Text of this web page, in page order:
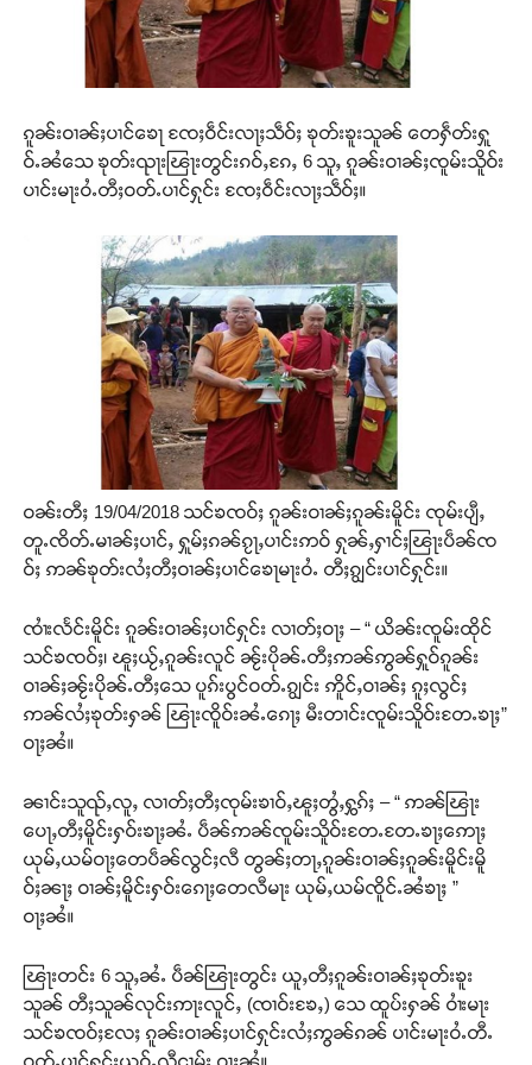
ၵူၼ်းဝၢၼ်ႈပၢင်ၶေႃ ၸႄႈဝဵင်းလႃႈသဵဝ်ႈ ၶုတ်းၶူးသူၼ် တေႁဵတ်းႁူ
ဝ်ႉၼႆသေ ၶုတ်းၺႃးၽြႃးတွင်းၵဝ်ႇၵႄႇ 6 သူႇ ၵူၼ်းဝၢၼ်ႈၸူမ်းသိူဝ်း
ပၢင်းမႃးဝႆႉတီႈဝတ်ႉပၢင်ႁုင်း ၸႄႈဝဵင်းလႃႈသဵဝ်ႈ။
ဝၼ်းတီႈ 19/04/2018 သင်ၶၸဝ်ႈ ၵူၼ်းဝၢၼ်ႈၵူၼ်းမိူင်း ၸုမ်းပျီႇ
တူႉၸိတ်ႉမၢၼ်ႈပၢင်ႇ ႁူမ်ႈၵၼ်ၵႂႃႇပၢင်းဢဝ် ႁုၼ်ႇႁၢင်ႈၽြႃးပဵၼ်ၸ
ဝ်ႈ ဢၼ်ၶုတ်းလႆႈတီႈဝၢၼ်ႈပၢင်ၶေႃမႃးဝႆႉ တီႈၵျွင်းပၢင်ႁုင်း။
ၸၢႆးလႅင်းမိူင်း ၵူၼ်းဝၢၼ်ႈပၢင်ႁုင်း လၢတ်ႈဝႃႈ – “ ယိၼ်းၸူမ်းထိုင်
သင်ၶၸဝ်ႈ၊ ၽူႈယႂ်ႇၵူၼ်းလူင် ၼႂ်းပိုၼ်ႉတီႈဢၼ်ဢွၼ်ႁူဝ်ၵူၼ်း
ဝၢၼ်ႈၼႂ်းပိုၼ်ႉတီႈသေ ပူၵ်းပွင်ဝတ်ႉၵျွင်း ဢိူင်ႇဝၢၼ်ႈ ၵူႈလွင်ႈ
ဢၼ်လႆႈၶုတ်းႁၼ် ၽြႃးၸိူဝ်းၼႆႉၵေႃႈ မီးတၢင်းၸူမ်းသိူဝ်းတႄႉၶႃႈ”
ဝႃႈၼႆ။
ၼၢင်းသူၺ်ႇလူႇ လၢတ်ႈတီႈၸုမ်းၶၢဝ်ႇၽူႈတွႆႇႁွၵ်ႈ – “ ဢၼ်ၽြႃး
ပေႃႇတီႈမိူင်းႁဝ်းၶႃႈၼႆႉ ပဵၼ်ဢၼ်ၸူမ်းသိူဝ်းတႄႉတႄႉၶႃႈဢေႃႈ
ယုမ်ႇယမ်ဝႃႈတေပဵၼ်လွင်ႈလီ တွၼ်ႈတႃႇၵူၼ်းဝၢၼ်ႈၵူၼ်းမိူင်းမိူ
ဝ်ႈၼႃႈ ဝၢၼ်ႈမိူင်းႁဝ်းၵေႃႈတေလီမႃး ယုမ်ႇယမ်ၸိူင်ႉၼႆၶႃႈ ”
ဝႃႈၼႆ။
ၽြႃးတင်း 6 သူႇၼႆႉ ပဵၼ်ၽြႃးတွင်း ယူႇတီႈၵူၼ်းဝၢၼ်ႈၶုတ်းၶူး
သူၼ် တီႈသူၼ်လုင်းဢႃးလူင်ႇ (ၸၢဝ်းၶႄႇ) သေ ထူပ်းႁၼ် ဝၢႆးမႃး
သင်ၶၸဝ်ႈလႄႈ ၵူၼ်းဝၢၼ်ႈပၢင်ႁုင်းလႆႈဢွၼ်ၵၼ် ပၢင်းမႃးဝႆႉတီႉ
ဝတ်ႉပၢင်ႁုင်းယဝ်ႉလီငၢမ်း ဝႃႈၼႆ။